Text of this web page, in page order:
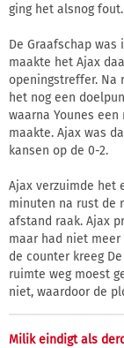
ging het alsnog
De Graafschap
maakte het Ajax
openingstreffer. Na
het nog een
waarna Younes
maakte. Ajax was
kansen op de 0-2.
Ajax verzuimde het
minuten na rust de
afstand raak. Ajax
maar had niet
de counter kreeg
ruimte weg moest
niet, waardoor de
Milik eindigt als